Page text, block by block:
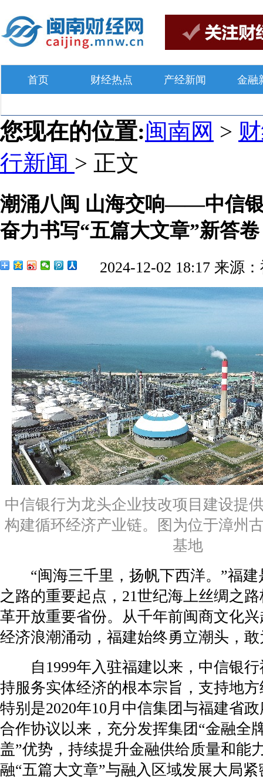
首页 财经热点 产经新闻 金融
您现在的位置:闽南网 >
行新闻 > 正文
潮涌八闽 山海交响——中信
奋力书写“五篇大文章”新答卷
2024-12-02 18:17 来源
中信银行为龙头企业技改项目建设提
构建循环经济产业链。图为位于漳州
基地
“闽海三千里，扬帆下西洋。”福建
之路的重要起点，21世纪海上丝绸之
革开放重要省份。从千年前闽商文化
经济浪潮涌动，福建始终勇立潮头，
自1999年入驻福建以来，中信银行
持服务实体经济的根本宗旨，支持地
特别是2020年10月中信集团与福建省
合作协议以来，充分发挥集团“金融全
盖”优势，持续提升金融供给质量和能
融“五篇大文章”与融入区域发展大局